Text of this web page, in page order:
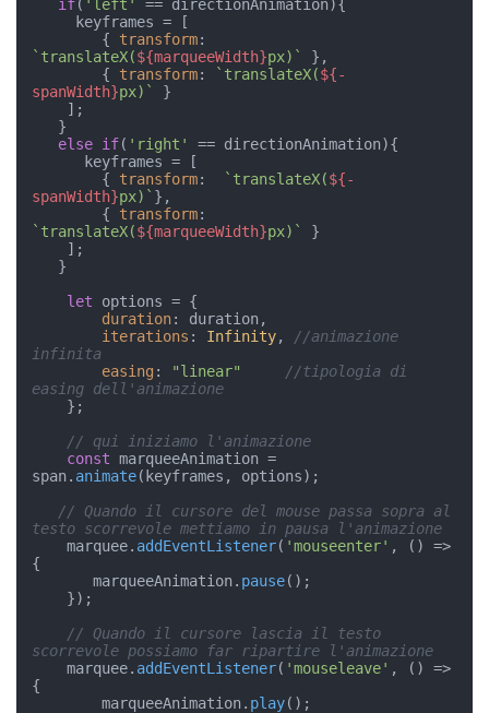
if( 'left'
== directionAnimation){
        {
transform
`translateX(${marqueeWidth}px)`
},
        {
transform: `translateX(${-
spanWidth}px)`
}
else if( 'right'
== directionAnimation){
        {
transform: `translateX(${-
spanWidth}px)` },
        {
transform
`translateX(${marqueeWidth}px)`
}
let options = {
duration: duration,
iterations : Infinity,
//animazione
infinita
easing : "linear"
//tipologia di
easing dell'animazione
// qui iniziamo l'animazione
const marqueeAnimation =
span. animate(keyframes, options);
// Quando il cursore del mouse passa sopra al
testo scorrevole mettiamo in pausa l'animazione
    marquee.
addEventListener( 'mouseenter' ,
() =>
{
       marqueeAnimation.
pause();
// Quando il cursore lascia il testo
scorrevole possiamo far ripartire l'animazione
    marquee.
addEventListener( 'mouseleave' ,
() =>
{
        marqueeAnimation.
play();